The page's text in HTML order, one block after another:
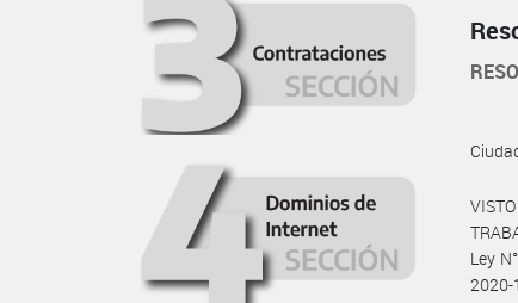
Ley
2020-